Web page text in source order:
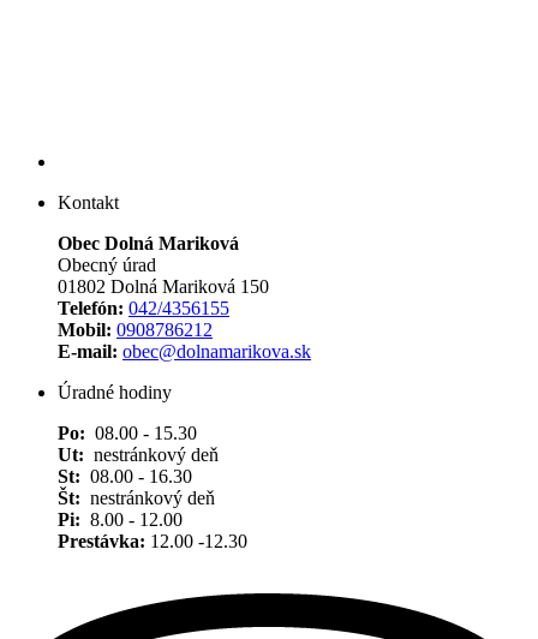
Kontakt
Obec Dolná Mariková
Obecný úrad
01802 Dolná Mariková 150
Telefón: 042/4356155
Mobil: 0908786212
E-mail: obec@dolnamarikova.sk
Úradné hodiny
Po: 08.00 - 15.30
Ut: nestránkový deň
St: 08.00 - 16.30
Št: nestránkový deň
Pi: 8.00 - 12.00
Prestávka: 12.00 -12.30